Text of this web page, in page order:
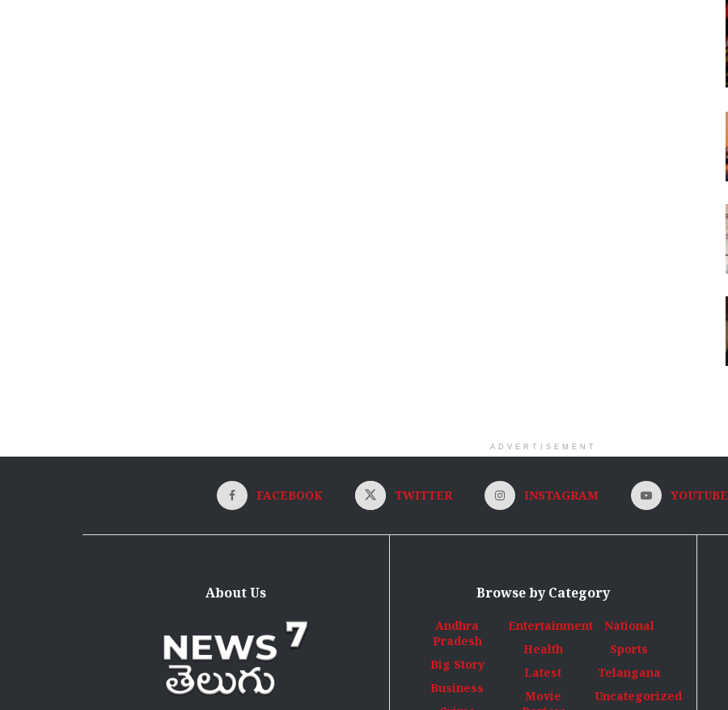
ADVERTISEMENT
FACEBOOK TWITTER INSTAGRAM YOUTUBE
About Us Browse by Category
Andhra
Pradesh
Big Story
Business
Entertainment
Health
Latest
Movie
National
Sports
Telangana
Uncategorized